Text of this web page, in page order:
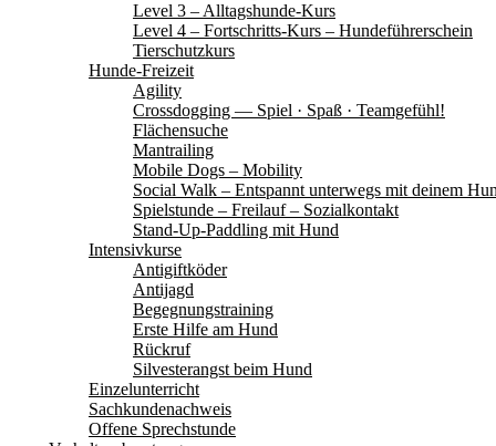
Level 3 – Alltagshunde-Kurs
Level 4 – Fortschritts-Kurs – Hundeführerschein
Tierschutzkurs
Hunde-Freizeit
Agility
Crossdogging — Spiel · Spaß · Teamgefühl!
Flächensuche
Mantrailing
Mobile Dogs – Mobility
Social Walk – Entspannt unterwegs mit deinem
Spielstunde – Freilauf – Sozialkontakt
Stand-Up-Paddling mit Hund
Intensivkurse
Antigiftköder
Antijagd
Begegnungstraining
Erste Hilfe am Hund
Rückruf
Silvesterangst beim Hund
Einzelunterricht
Sachkundenachweis
Offene Sprechstunde